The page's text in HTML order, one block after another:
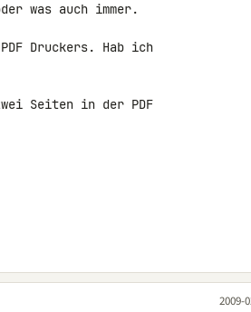
was auch immer.
Druckers. Hab ich
Seiten in der PDF
2009-